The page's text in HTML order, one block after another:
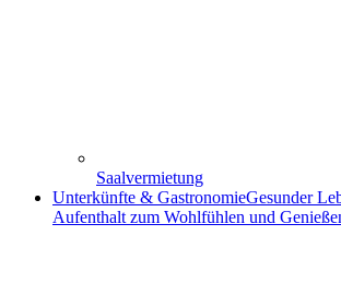
Saalvermietung
Unterkünfte & GastronomieGesunder
Aufenthalt zum Wohlfühlen und